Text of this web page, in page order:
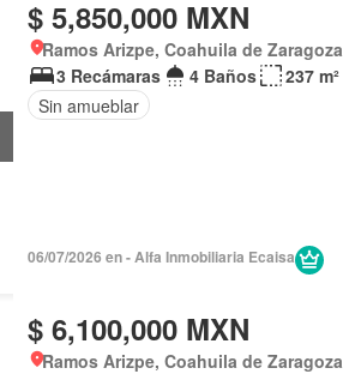
$ 5,850,000 MXN
Ramos Arizpe, Coahuila de Zaragoza
3 Recámaras
4 Baños
237 m²
Sin amueblar
06/07/2026 en - Alfa Inmobiliaria Ecaisa
$ 6,100,000 MXN
Ramos Arizpe, Coahuila de Zaragoza